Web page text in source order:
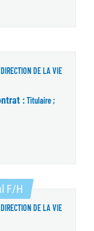
DIRECTION DE LA VIE
:Titulaire ;
F/H (Nouvelle
DIRECTION DE LA VIE